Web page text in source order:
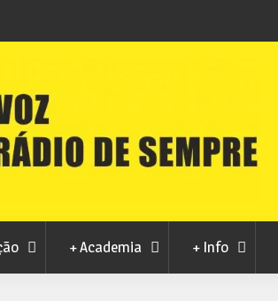
final sem risco de penalizações
+ Academia + Info